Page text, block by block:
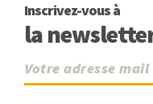
Inscrivez-vous à
la